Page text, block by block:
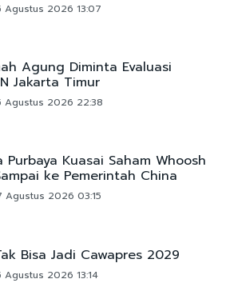
Agustus 2026 13:07
Agung Diminta Evaluasi
Jakarta Timur
Agustus 2026 22:38
Purbaya Kuasai Saham Whoosh
ke Pemerintah China
Agustus 2026 03:15
Bisa Jadi Cawapres 2029
Agustus 2026 13:14